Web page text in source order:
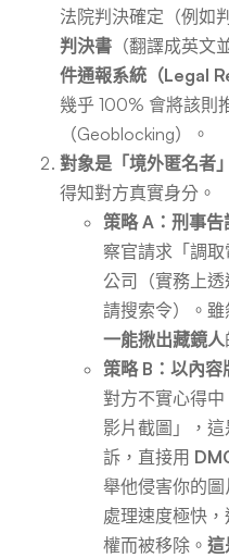
法院判決確定（例如
判決書 （翻譯成英文
件通報系統（Legal
幾乎 100% 會將該則
（Geoblocking）。
對象是「境外匿名者」
得知對方真實身分。
策略 A：刑事告
察官請求「調
公司（實務上
請搜索令）。
一能揪出藏鏡人
策略 B：以內容
對方不實心得
影片截圖」，
訴，直接用
舉他侵害你的
處理速度極快
權而被移除。 這